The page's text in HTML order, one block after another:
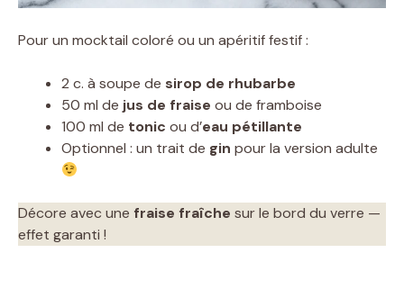
Pour un mocktail coloré ou un apéritif festif :
2 c. à soupe de sirop de rhubarbe
50 ml de jus de fraise ou de framboise
100 ml de tonic ou d’eau pétillante
Optionnel : un trait de gin pour la version adulte
Décore avec une fraise fraîche sur le bord du verre —
effet garanti !